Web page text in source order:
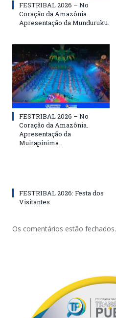
FESTRIBAL 2026 – No
Coração da Amazônia.
Apresentação da Munduruku.
FESTRIBAL 2026 – No
Coração da Amazônia.
Apresentação da
Muirapinima.
FESTRIBAL 2026: Festa dos
Visitantes.
Os comentários estão fechados.